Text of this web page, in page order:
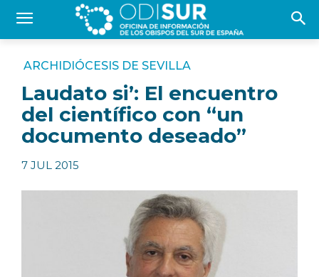
ARCHIDIÓCESIS DE SEVILLA
Laudato si’: El encuentro
del científico con “un
documento deseado”
7 JUL 2015